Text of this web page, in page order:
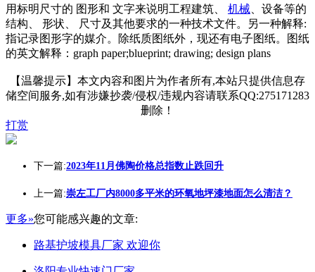
用标明尺寸的 图形和 文字来说明工程建筑、 机械 、设备等的
结构、 形状、 尺寸及其他要求的一种技术文件。另一种解释:
指记录图形字的媒介。除纸质图纸外，现还有电子图纸。图纸
的英文解释：graph paper;blueprint; drawing; design plans
【温馨提示】本文内容和图片为作者所有,本站只提供信息存
储空间服务,如有涉嫌抄袭/侵权/违规内容请联系QQ:275171283
删除！
打赏
下一篇:2023年11月佛陶价格总指数止跌回升
上一篇:崇左工厂内8000多平米的环氧地坪漆地面怎么清洁？
更多»您可能感兴趣的文章:
路基护坡模具厂家 欢迎你